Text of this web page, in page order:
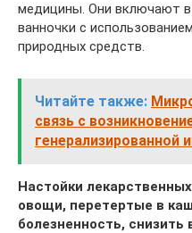
медицины. Они включают в
ванночки с
природных средств.
Читайте также:
связь с
генерализированной
Настойки
овощи, перетертые в
болезненность, снизить